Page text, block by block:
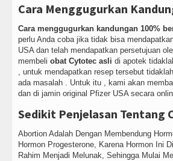
Cara Menggugurkan
Cara menggugurkan kandungan 100%
perlu Anda coba jika tidak bisa
USA dan telah mendapatkan persetujuan
membeli obat Cytotec asli di apotek
, untuk mendapatkan resep tersebut
ada masalah . Untuk itu , kami akan
dan di jamin original Pfizer USA secara
Sedikit Penjelasan Tentang
Abortion Adalah Dengan Membendung
Hormon Progesterone, Karena Hormon Ini
Rahim Menjadi Melunak, Sehingga Mulai